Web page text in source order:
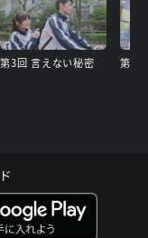
第3回 言えない秘密 第4